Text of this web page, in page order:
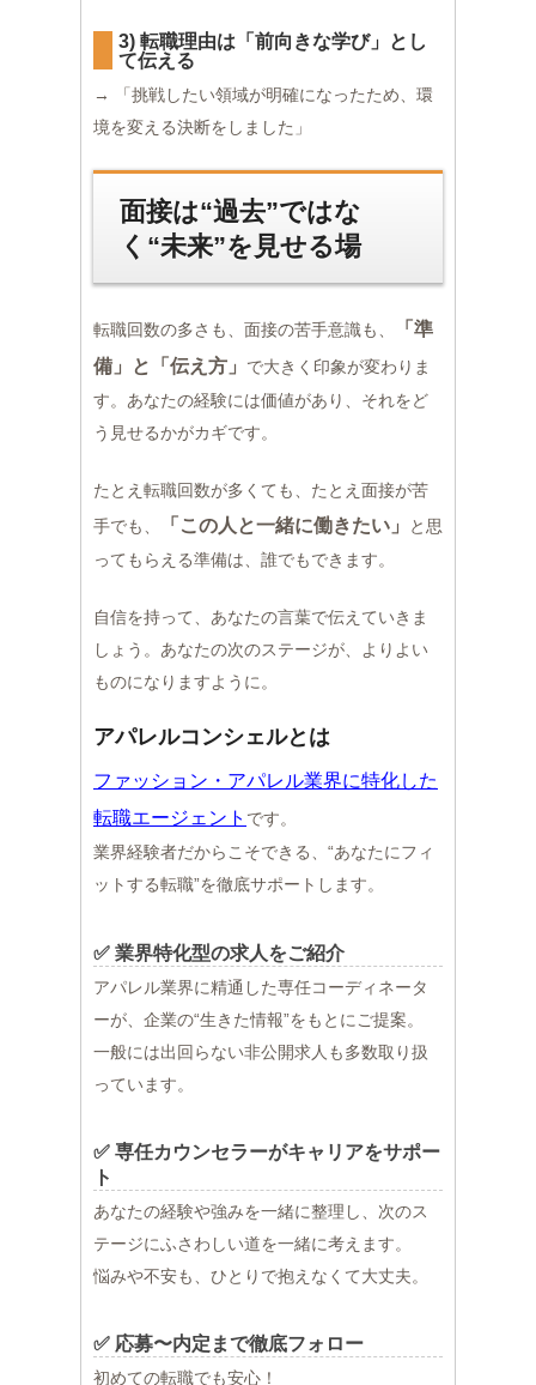
3) 転職理由は「前向きな学び」とし
て伝える
→ 「挑戦したい領域が明確になったため、環
境を変える決断をしました」
面接は“過去”ではな
く“未来”を見せる場
転職回数の多さも、面接の苦手意識も、
「準
備」と「伝え方」 で大きく印象が変わりま
す。あなたの経験には価値があり、それをど
う見せるかがカギです。
たとえ転職回数が多くても、たとえ面接が苦
手でも、
「この人と一緒に働きたい」
と思
ってもらえる準備は、誰でもできます。
自信を持って、あなたの言葉で伝えていきま
しょう。あなたの次のステージが、よりよい
ものになりますように。
アパレルコンシェルとは
ファッション・アパレル業界に特化した
転職エージェント です。
業界経験者だからこそできる、“あなたにフィ
ットする転職”を徹底サポートします。
✅ 業界特化型の求人をご紹介
アパレル業界に精通した専任コーディネータ
ーが、企業の“生きた情報”をもとにご提案。
一般には出回らない非公開求人も多数取り扱
っています。
✅ 専任カウンセラーがキャリアをサポー
ト
あなたの経験や強みを一緒に整理し、次のス
テージにふさわしい道を一緒に考えます。
悩みや不安も、ひとりで抱えなくて大丈夫。
✅ 応募〜内定まで徹底フォロー
初めての転職でも安心！